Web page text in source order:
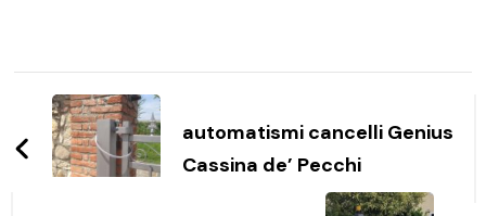
Navigazione
articoli
automatismi cancelli Genius
Cassina de’ Pecchi